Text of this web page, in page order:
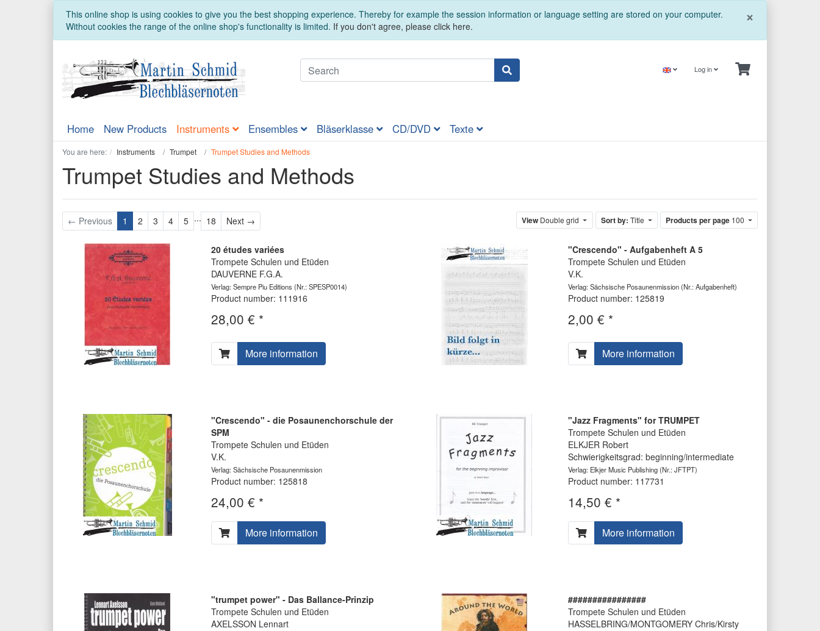
×
This online shop is using cookies to give you the best shopping experience. Thereby for example the session information or language setting are stored on your computer.
Without cookies the range of the online shop's functionality is limited. If you don't agree, please click here.
Log in
Home New Products Instruments Ensembles Bläserklasse CD/DVD Texte
You are here: Instruments Trumpet Trumpet Studies and Methods
Trumpet Studies and Methods
← Previous 1 2 3 4 5 ... 18 Next → View Double grid Sort by: Title Products per page 100
20 études variées
Trompete Schulen und Etüden
DAUVERNE F.G.A.
Verlag: Sempre Piu Editions (Nr.: SPESP0014)
Product number: 111916
28,00 € *
More information
"Crescendo" - Aufgabenheft A 5
Trompete Schulen und Etüden
V.K.
Verlag: Sächsische Posaunenmission(Nr.: Aufgabenheft)
Product number: 125819
2,00 € *
More information
"Crescendo" - die Posaunenchorschule der
SPM
Trompete Schulen und Etüden
V.K.
Verlag: Sächsische Posaunenmission
Product number: 125818
24,00 € *
More information
"Jazz Fragments" for TRUMPET
Trompete Schulen und Etüden
ELKJER Robert
Schwierigkeitsgrad: beginning/intermediate
Verlag: Elkjer Music Publishing(Nr.: JFTPT)
Product number: 117731
14,50 € *
More information
"trumpet power" - Das Ballance-Prinzip
Trompete Schulen und Etüden
AXELSSON Lennart
################
Trompete Schulen und Etüden
HASSELBRING/MONTGOMERY Chris/Kirsty